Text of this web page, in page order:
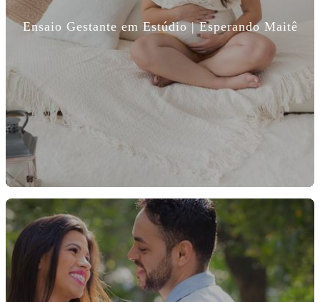
Ensaio Gestante em Estúdio | Esperando Maitê